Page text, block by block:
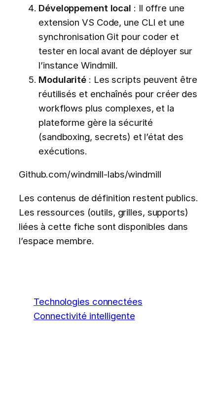
Développement local : Il offre une
extension VS Code, une CLI et une
synchronisation Git pour coder et
tester en local avant de déployer sur
l’instance Windmill.
Modularité : Les scripts peuvent être
réutilisés et enchaînés pour créer des
workflows plus complexes, et la
plateforme gère la sécurité
(sandboxing, secrets) et l’état des
exécutions.
Github.com/windmill-labs/windmill
Les contenus de définition restent publics.
Les ressources (outils, grilles, supports)
liées à cette fiche sont disponibles dans
l’espace membre.
Technologies connectées
Connectivité intelligente